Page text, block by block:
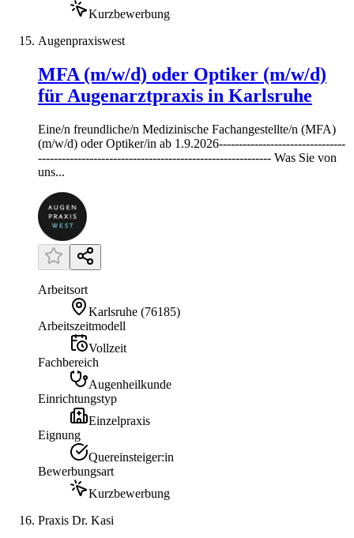
Kurzbewerbung
Augenpraxiswest
MFA (m/w/d) oder Optiker (m/w/d)
für Augenarztpraxis in Karlsruhe
Eine/n freundliche/n Medizinische Fachangestellte/n (MFA)
(m/w/d) oder Optiker/in ab 1.9.2026--------------------------------
----------------------------------------------------------- Was Sie von
uns...
Arbeitsort
Karlsruhe (76185)
Arbeitszeitmodell
Vollzeit
Fachbereich
Augenheilkunde
Einrichtungstyp
Einzelpraxis
Eignung
Quereinsteiger:in
Bewerbungsart
Kurzbewerbung
Praxis Dr. Kasi